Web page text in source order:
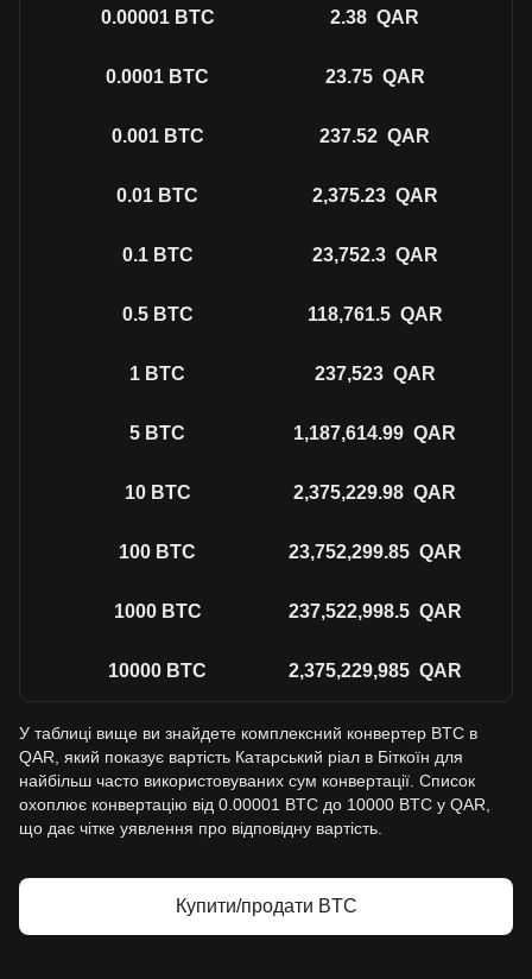
0.00001 BTC 2.38 QAR
0.0001 BTC 23.75 QAR
0.001 BTC 237.52 QAR
0.01 BTC 2,375.23 QAR
0.1 BTC 23,752.3 QAR
0.5 BTC 118,761.5 QAR
1 BTC 237,523 QAR
5 BTC 1,187,614.99 QAR
10 BTC 2,375,229.98 QAR
100 BTC 23,752,299.85 QAR
1000 BTC 237,522,998.5 QAR
10000 BTC 2,375,229,985 QAR
У таблиці вище ви знайдете комплексний конвертер BTC в
QAR, який показує вартість Катарський ріал в Біткоїн для
найбільш часто використовуваних сум конвертації. Список
охоплює конвертацію від 0.00001 BTC до 10000 BTC у QAR,
що дає чітке уявлення про відповідну вартість.
Купити/продати BTC